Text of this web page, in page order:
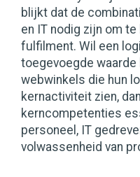
blijkt dat de
en IT nodig zijn om
fulfilment. Wil een
toegevoegde waarde
webwinkels die hun
kernactiviteit zien,
kerncompetenties
personeel, IT
volwassenheid van